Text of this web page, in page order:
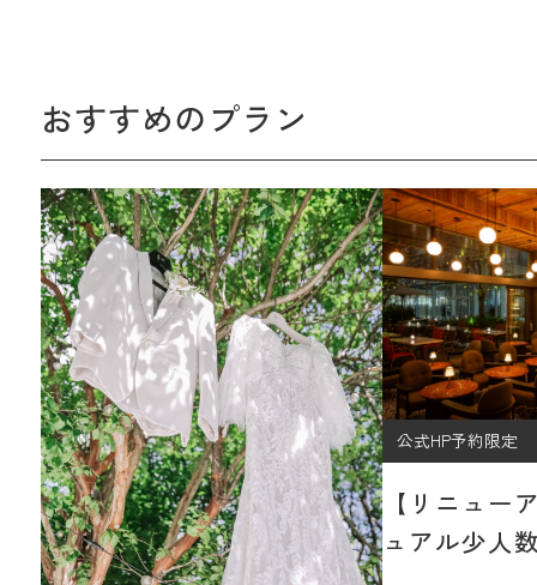
おすすめのプラン
公式HP予約限定
【リニュ
ュアル少人